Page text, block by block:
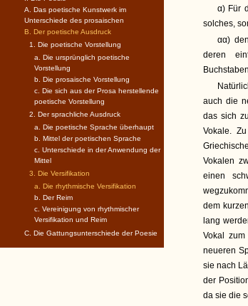
α) Für
solches,
αα)
deren
auch die
das sich
Vokale.
Vokalen
einen
dem
lang
Vokal
neueren
sie nach
der
da sie die
A. Das poetische Kunstwerk im
Unterschiede des prosaischen
B. Der poetische Ausdruck
1. Die poetische Vorstellung
a. Die ursprünglich poetische
Vorstellung
b. Die prosaische Vorstellung
c. Die sich aus der Prosa herstellende
poetische Vorstellung
2. Der sprachliche Ausdruck
a. Die poetische Sprache überhaupt
b. Mittel der poetischen Sprache
c. Unterschiede in der Anwendung der
Mittel
3. Die Versifikation
a. Die rhythmische Versifikation
b. Der Reim
c. Vereinigung von rhythmischer
Versifikation und Reim
C. Die Gattungsunterschiede der Poesie